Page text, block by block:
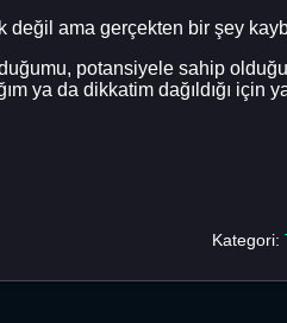
değil ama gerçekten bir şey
potansiyele sahip
ya da dikkatim dağıldığı için
Kategori: